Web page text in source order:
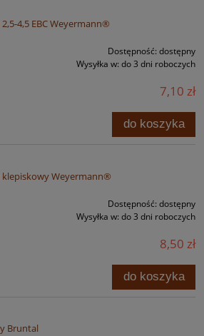
4,5 EBC Weyermann®
Dostępność: dostępny
Wysyłka w: do 3 dni roboczych
7,10 zł
do koszyka
klepiskowy Weyermann®
Dostępność: dostępny
Wysyłka w: do 3 dni roboczych
8,50 zł
do koszyka
Bruntal